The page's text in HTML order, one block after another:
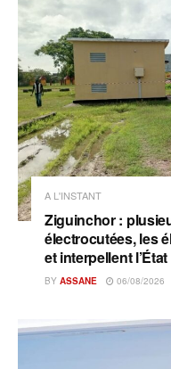
A L'INSTANT
Ziguinchor :
électrocutées, les
et interpellent l’État
BY ASSANE 06/08/2026